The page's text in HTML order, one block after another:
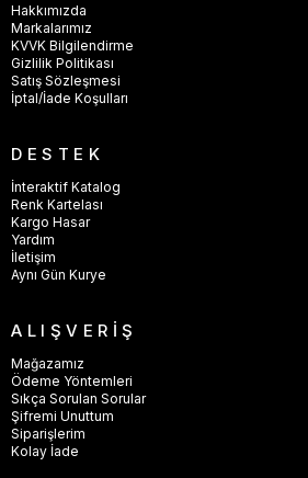
Hakkımızda
Markalarımız
KVVK Bilgilendirme
Gizlilik Politikası
Satış Sözleşmesi
İptal/İade Koşulları
DESTEK
İnteraktif Katalog
Renk Kartelası
Kargo Hasar
Yardım
İletişim
Aynı Gün Kurye
ALIŞVERİŞ
Mağazamız
Ödeme Yöntemleri
Sıkça Sorulan Sorular
Şifremi Unuttum
Siparişlerim
Kolay İade